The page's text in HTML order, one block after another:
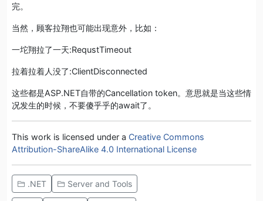
完。
当然，顾客拉翔也可能出现意外，比如：
一坨翔拉了一天:RequstTimeout
拉着拉着人没了:ClientDisconnected
这些都是ASP.NET自带的Cancellation token。意思就是当这些情
况发生的时候，不要傻乎乎的await了。
This work is licensed under a Creative Commons
Attribution-ShareAlike 4.0 International License
.NET Server and Tools